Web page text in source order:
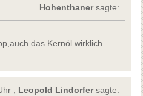
Hohenthanersagte:
das Kernöl wirklich
, Leopold Lindorfersagte: